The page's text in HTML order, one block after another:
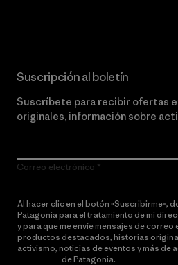
Suscripción al boletín
Suscríbete para recibir ofertas
originales, información sobre
Correo electrónico
Al hacer clic en el botón «Suscribirme»,
Patagonia para el tratamiento de mi
y para que me envíe mensajes de
productos destacados, historias
activismo, noticias de eventos y más de
de Patagonia.